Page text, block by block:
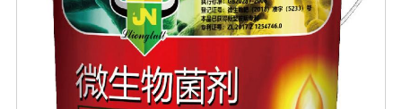
每个时期都有不同的肥料需求，使作物在早期阶段不会出
现长期脱肥现象。适用范围：果树类：苹果、梨、红枣、
葡萄、桃、枸杞、蜜桔、柿子、石榴、猕猴桃、李子、龙
眼、荔枝、柑橘、青梅等瓜菜类：土豆、茄子、黄瓜、大
姜、大蒜、西瓜、甜瓜、冬瓜、辣椒、番茄、苦瓜、南
瓜、地瓜、西葫芦、麻山药等